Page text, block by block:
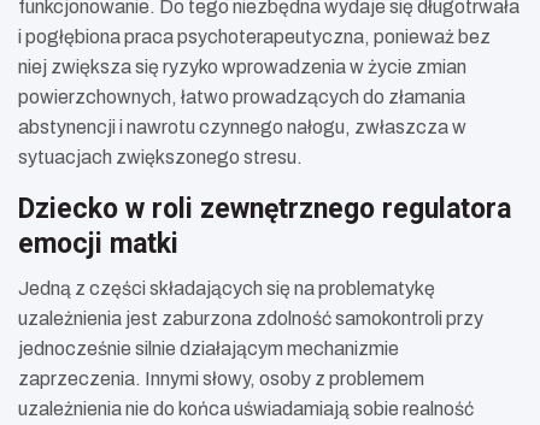
funkcjonowanie. Do tego niezbędna wydaje się długotrwała
i pogłębiona praca psychoterapeutyczna, ponieważ bez
niej zwiększa się ryzyko wprowadzenia w życie zmian
powierzchownych, łatwo prowadzących do złamania
abstynencji i nawrotu czynnego nałogu, zwłaszcza w
sytuacjach zwiększonego stresu.
Dziecko w roli zewnętrznego regulatora
emocji matki
Jedną z części składających się na problematykę
uzależnienia jest zaburzona zdolność samokontroli przy
jednocześnie silnie działającym mechanizmie
zaprzeczenia. Innymi słowy, osoby z problemem
uzależnienia nie do końca uświadamiają sobie realność